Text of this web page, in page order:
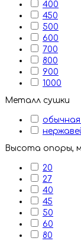
400
450
500
600
700
800
900
1000
Металл сушки
Высота опоры,
20
27
40
45
50
60
80